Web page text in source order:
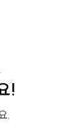
!
.